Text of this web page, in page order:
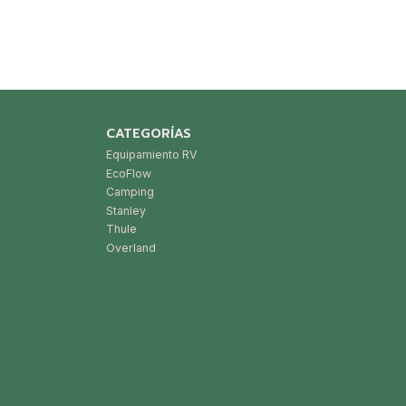
CATEGORÍAS
Equipamiento RV
EcoFlow
Camping
Stanley
Thule
Overland